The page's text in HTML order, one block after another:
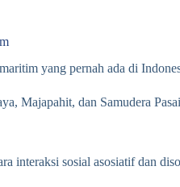
yang pernah ada di
Majapahit, dan Samudera
interaksi sosial asosiatif dan